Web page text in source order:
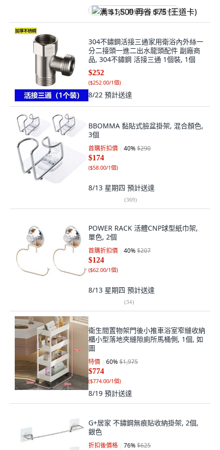
满 $1,500 再省 $75 (王道卡)
304不鏽鋼活接三通家用衛浴內外絲一
分二接頭一進二出水龍頭配件 副廠商
品, 304不鏽鋼 活接三通 1個裝, 1個
$252
($252.00/1個)
8/22 預計送達
BBOMMA 黏貼式臉盆掛架, 混合顏色,
3個
首購折扣價 40%$290
$174
($58.00/1個)
8/13 星期四 預計送達
(369)
POWER RACK 活體CNP球型紙巾架,
單色, 2個
首購折扣價 40%$207
$124
($62.00/1個)
8/13 星期四 預計送達
(34)
衛生間置物架門後小推車浴室窄縫收納
櫃小型落地夾縫隙廁所馬桶側, 1個, 如
圖
特價 60%$1,975
$774
($774.00/1個)
8/19 預計送達
G+居家 不鏽鋼無痕貼收納掛架, 2個,
銀色
折扣後價格 76%$625